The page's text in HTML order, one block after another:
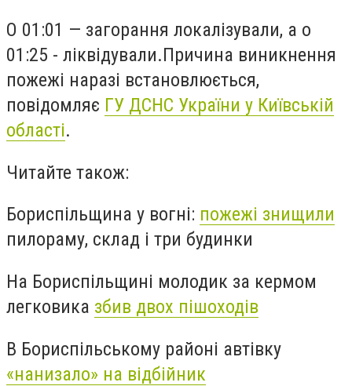
О 01:01 — загорання локалізували, а о
01:25 - ліквідували.Причина виникнення
пожежі наразі встановлюється,
повідомляє ГУ ДСНС України у Київській
області.
Читайте також:
Бориспільщина у вогні: пожежі знищили
пилораму, склад і три будинки
На Бориспільщині молодик за кермом
легковика збив двох пішоходів
В Бориспільському районі автівку
«нанизало» на відбійник